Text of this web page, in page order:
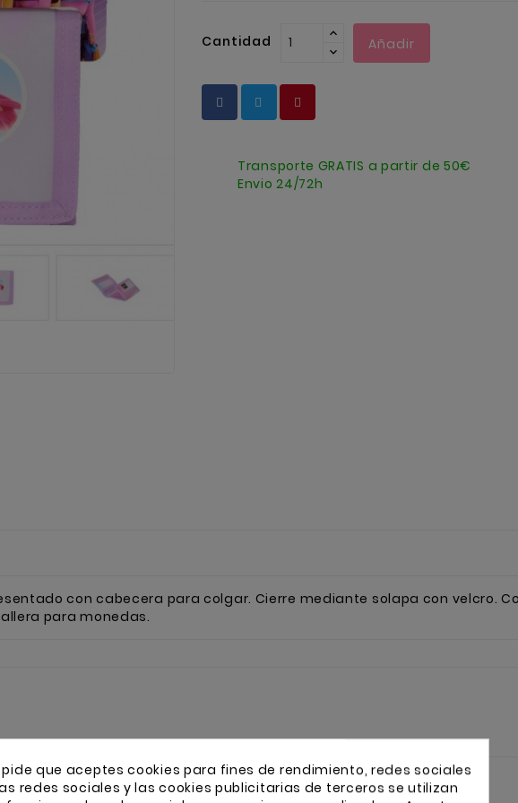
Cantidad Añadir
Transporte GRATIS a partir de 50€
Envio 24/72h
con cabecera para colgar. Cierre mediante solapa con velcro.
para monedas.
que aceptes cookies para fines de rendimiento, redes sociales
redes sociales y las cookies publicitarias de terceros se utilizan